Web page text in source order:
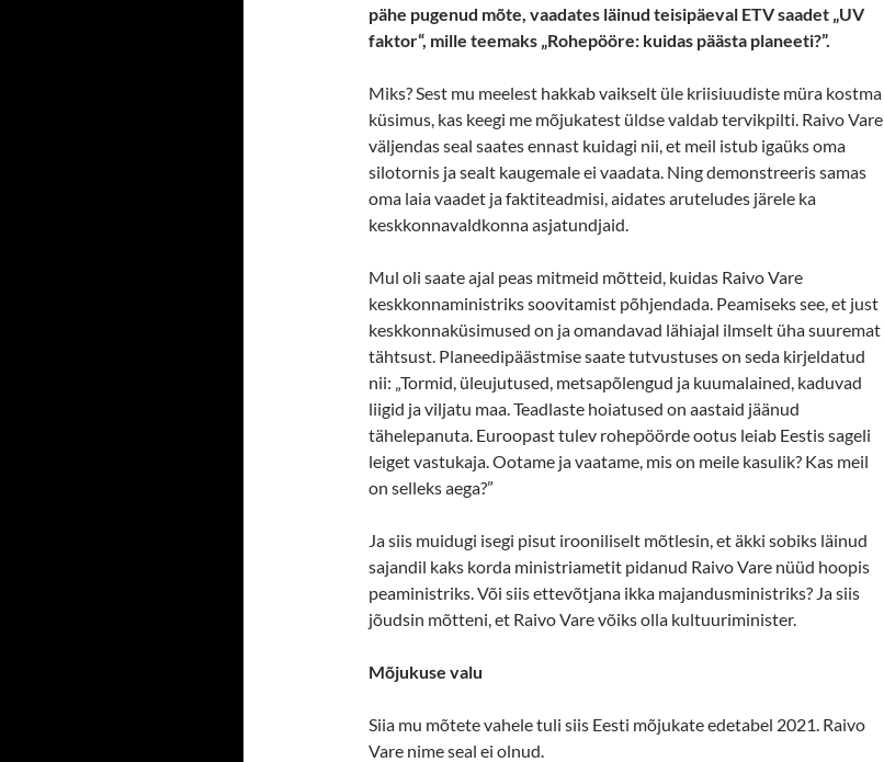
pähe pugenud mõte, vaadates läinud teisipäeval ETV saadet „UV
faktor“, mille teemaks „Rohepööre: kuidas päästa planeeti?”.
Miks? Sest mu meelest hakkab vaikselt üle kriisiuudiste müra kostma
küsimus, kas keegi me mõjukatest üldse valdab tervikpilti. Raivo Vare
väljendas seal saates ennast kuidagi nii, et meil istub igaüks oma
silotornis ja sealt kaugemale ei vaadata. Ning demonstreeris samas
oma laia vaadet ja faktiteadmisi, aidates aruteludes järele ka
keskkonnavaldkonna asjatundjaid.
Mul oli saate ajal peas mitmeid mõtteid, kuidas Raivo Vare
keskkonnaministriks soovitamist põhjendada. Peamiseks see, et just
keskkonnaküsimused on ja omandavad lähiajal ilmselt üha suuremat
tähtsust. Planeedipäästmise saate tutvustuses on seda kirjeldatud
nii: „Tormid, üleujutused, metsapõlengud ja kuumalained, kaduvad
liigid ja viljatu maa. Teadlaste hoiatused on aastaid jäänud
tähelepanuta. Euroopast tulev rohepöörde ootus leiab Eestis sageli
leiget vastukaja. Ootame ja vaatame, mis on meile kasulik? Kas meil
on selleks aega?”
Ja siis muidugi isegi pisut irooniliselt mõtlesin, et äkki sobiks läinud
sajandil kaks korda ministriametit pidanud Raivo Vare nüüd hoopis
peaministriks. Või siis ettevõtjana ikka majandusministriks? Ja siis
jõudsin mõtteni, et Raivo Vare võiks olla kultuuriminister.
Mõjukuse valu
Siia mu mõtete vahele tuli siis Eesti mõjukate edetabel 2021. Raivo
Vare nime seal ei olnud.